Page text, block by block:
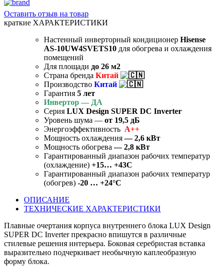
Оставить отзыв на товар
краткие ХАРАКТЕРИСТИКИ
Настенный инверторный кондиционер Hisense
AS-10UW4SVETS10 для обогрева и охлаждения
помещений
Для площади до 26 м2
Страна бренда Китай
Производство Китай
Гарантия 5 лет
Инвертор — ДА
Серия LUX Design SUPER DC Inverter
Уровень шума — от 19,5 дБ
Энергоэффективность А++
Мощность охлаждения— 2,6 кВт
Мощность обогрева— 2,8 кВт
Гарантированный диапазон рабочих температур
(охлаждение) +15… +43C
Гарантированный диапазон рабочих температур
(обогрев) -20 … +24°C
ОПИСАНИЕ
ТЕХНИЧЕСКИЕ ХАРАКТЕРИСТИКИ
Плавные очертания корпуса внутреннего блока LUX Design
SUPER DC Inverter прекрасно впишутся в различные
стилевые решения интерьера. Боковая серебристая вставка
выразительно подчеркивает необычную каплеобразную
форму блока.